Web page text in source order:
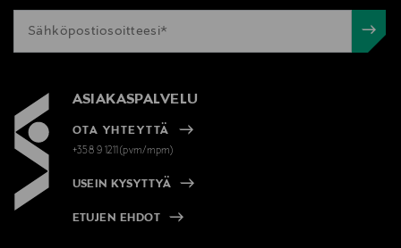
ASIAKASPALVELU
OTA YHTEYTTÄ
+358 9 1211(pvm/mpm)
USEIN KYSYTTYÄ
ETUJEN EHDOT